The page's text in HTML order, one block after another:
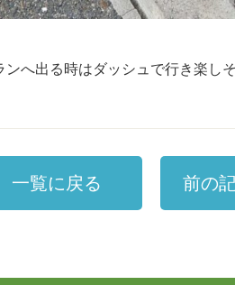
へ出る時はダッシュで行き楽し
一覧に戻る 前の